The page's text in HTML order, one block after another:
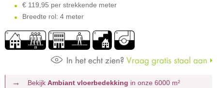
€ 119,95 per strekkende meter
Breedte rol: 4 meter
In het echt zien? Vraag gratis staal aan
Bekijk Ambiant vloerbedekking in onze 6000 m²